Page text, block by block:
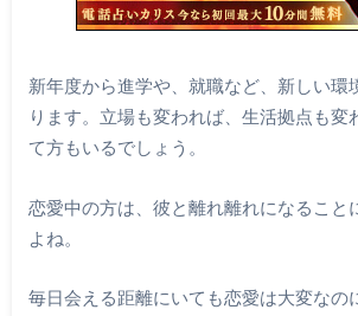
新年度から進学や、就職など、新しい環
ります。立場も変われば、生活拠点も変
て方もいるでしょう。
恋愛中の方は、彼と離れ離れになること
よね。
毎日会える距離にいても恋愛は大変なの